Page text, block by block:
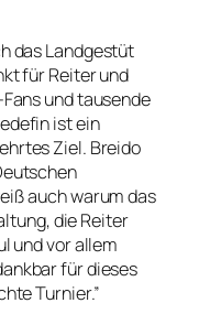
das Landgestüt
für Reiter und
und tausende
ist ein
Ziel. Breido
auch warum das
die Reiter
und vor allem
für dieses
Turnier.”